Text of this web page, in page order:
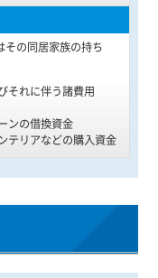
その同居家族の持ち
それに伴う諸費用
ンの借換資金
テリアなどの購入資金